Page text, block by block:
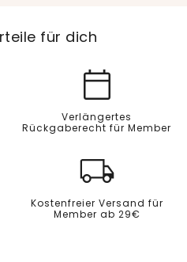
für dich
Verlängertes
Rückgaberecht für Member
Kostenfreier Versand für
Member ab 29€